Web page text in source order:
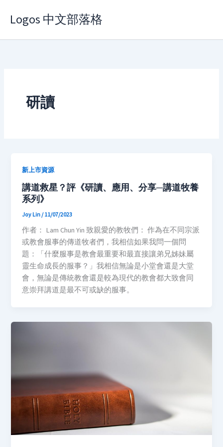
Logos 中文部落格
研讀
新上市資源
講道救星？評《研讀、應用、分享─講道牧養
系列》
Joy Lin/11/07/2023
作者： Lam Chun Yin 致親愛的教牧們： 作為在不同宗派
或教會服事的傳道牧者們，我相信如果我問一個問
題：「什麼服事是教會最重要和最直接讓弟兄姊妹屬
靈生命成長的服事？」我相信無論是小堂會還是大堂
會，無論是傳統教會還是較為現代的教會都大致會同
意崇拜講道是最不可或缺的服事。